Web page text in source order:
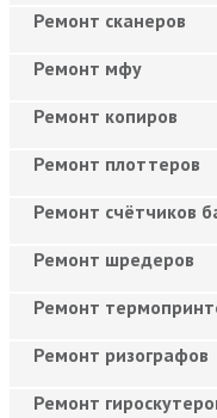
Ремонт сканеров
Ремонт мфу
Ремонт копиров
Ремонт плоттеров
Ремонт счётчиков
Ремонт шредеров
Ремонт
Ремонт ризографов
Ремонт